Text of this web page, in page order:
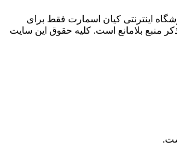
اینترنتی کیان اسمارت فقط برای
منبع بلامانع است. کليه حقوق اين سايت